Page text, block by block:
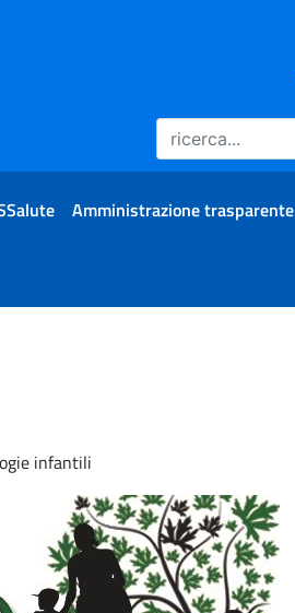
Amministrazione trasparente
infantili